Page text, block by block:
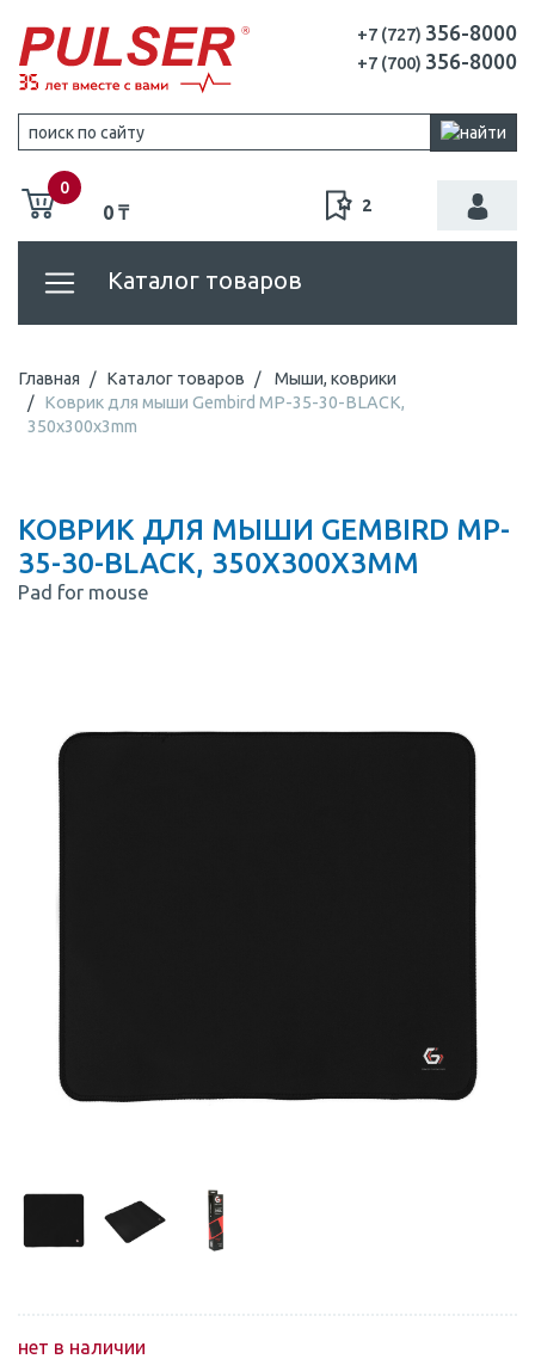
+7 (727) 356-8000
+7 (700) 356-8000
0
0 ₸ 2
Каталог товаров
Главная Каталог товаров
Мыши, коврики
Коврик для мыши Gembird MP-35-30-BLACK,
350х300х3mm
КОВРИК ДЛЯ МЫШИ GEMBIRD MP-
35-30-BLACK, 350Х300Х3MM
Pad for mouse
нет в наличии